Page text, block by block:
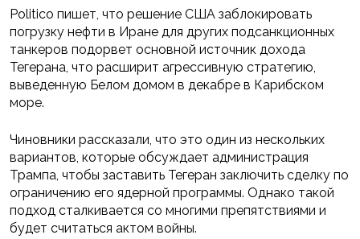
Politico пишет, что решение США заблокировать
погрузку нефти в Иране для других подсанкционных
танкеров подорвет основной источник дохода
Тегерана, что расширит агрессивную стратегию,
выведенную Белом домом в декабре в Карибском
море.
Чиновники рассказали, что это один из нескольких
вариантов, которые обсуждает администрация
Трампа, чтобы заставить Тегеран заключить сделку по
ограничению его ядерной программы. Однако такой
подход сталкивается со многими препятствиями и
будет считаться актом войны.